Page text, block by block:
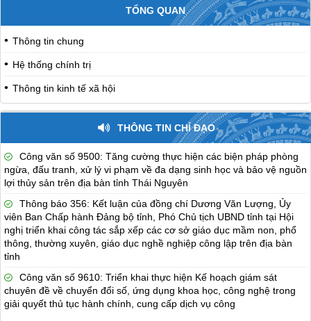
TỔNG QUAN
Thông tin chung
Hệ thống chính trị
Thông tin kinh tế xã hội
THÔNG TIN CHỈ ĐẠO
Công văn số 9500: Tăng cường thực hiện các biện pháp phòng
ngừa, đấu tranh, xử lý vi phạm về đa dạng sinh học và bảo vệ nguồn
lợi thủy sản trên địa bàn tỉnh Thái Nguyên
Thông báo 356: Kết luận của đồng chí Dương Văn Lượng, Ủy
viên Ban Chấp hành Đảng bộ tỉnh, Phó Chủ tịch UBND tỉnh tại Hội
nghị triển khai công tác sắp xếp các cơ sở giáo dục mầm non, phổ
thông, thường xuyên, giáo dục nghề nghiệp công lập trên địa bàn
tỉnh
Công văn số 9610: Triển khai thực hiện Kế hoạch giám sát
chuyên đề về chuyển đổi số, ứng dụng khoa học, công nghệ trong
giải quyết thủ tục hành chính, cung cấp dịch vụ công